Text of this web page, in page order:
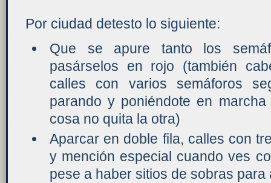
Por ciudad detesto lo siguiente:
Que se apure tanto los
pasárselos en rojo (también
calles con varios semáforos
parando y poniéndote en
cosa no quita la otra)
Aparcar en doble fila, calles con
y mención especial cuando ves
pese a haber sitios de sobras